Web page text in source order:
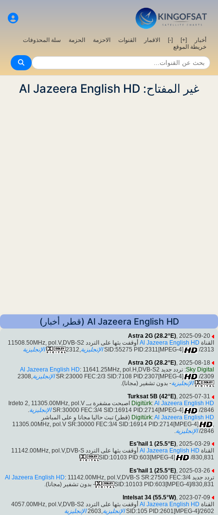
أخبار [+]
[-] الاقمار القنوات الاحزمة الحزمة
سلة المحذوفات
خريطة الموقع
غير المفتاح: Al Jazeera English HD
Al Jazeera English HD (قطر, أخبار)
Astra 2G (28.2°E), 2025-09-20
القناة Al Jazeera English HD
أوقفت بثها على التردد 11508.50MHz, pol.V,DVB-S2
SID:55275 PID:2311[MPEG-4]
/2313 الإنجليزية,2312
الإنجليزية
Astra 2G (28.2°E), 2025-08-18
Sky Digital: تردد جديد Al Jazeera English HD: 11641.25MHz, pol.H,DVB-S2
SR:23000 FEC:2/3 SID:7108 PID:2307[MPEG-4]
/2309 الإنجليزية,2308
الإنجليزية- بدون تشفير (مجانا).
Turksat 5B (42°E), 2025-07-31
Digitürk:Al Jazeera English HD
اصبحت مشفرة بــ Irdeto 2, 11305.00MHz, pol.V
SR:30000 FEC:3/4 SID:16914 PID:2714[MPEG-4]
/2846 الإنجليزية.
Digitürk:Al Jazeera English HD
(قطر) تبث حاليا مجانا و على المباشر
/2846 الإنجليزية.
Es'hail 1 (25.5°E), 2025-03-29
القناة Al Jazeera English HD
أوقفت بثها على التردد 11142.00MHz, pol.V,DVB-S
SID:10103 PID:603[MPEG-4]
/830,831
Es'hail 1 (25.5°E) , 2025-03-26
تردد جديد
Al Jazeera English HD: 11142.00MHz, pol.V,DVB-S SR:27500 FEC:3/4
SID:10103 PID:603[MPEG-4]/830,831
- بدون تشفير (مجانا).
Intelsat 34 (55.5°W) , 2023-07-09
القناة Al Jazeera English HD
أوقفت بثها على التردد 4057.00MHz, pol.V,DVB-S2
SID:105 PID:2601[MPEG-4]/2602 الإنجليزية
الإنجليزية